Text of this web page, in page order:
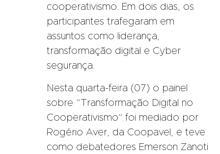
cooperativismo. Em dois dias, os
participantes trafegaram em
assuntos como liderança,
transformação digital e Cyber
segurança.
Nesta quarta-feira (07) o painel
sobre “Transformação Digital no
Cooperativismo” foi mediado por
Rogério Aver, da Coopavel, e teve
como debatedores Emerson Zanoti